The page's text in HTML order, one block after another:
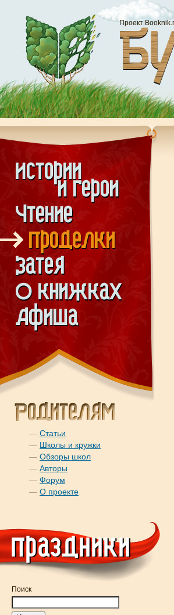
Проект
— Статьи
— Школы и кружки
— Обзоры школ
— Авторы
— Форум
— О проекте
Поиск